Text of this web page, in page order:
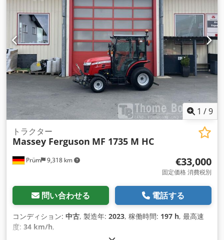
1 /9
Prüm 9,318 km
トラクター
Massey Ferguson MF 1735 M HC
€33,000
固定価格 消費税別
問い合わせる 電話する
コンディション: 中古, 製造年: 2023, 稼働時間: 197 h, 最高速
度: 34 km/h,